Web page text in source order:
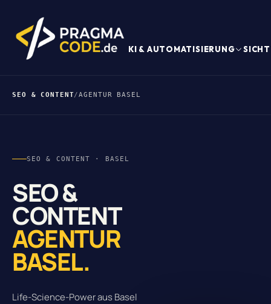
KI & AUTOMATISIERUNG
SEO & CONTENT/AGENTUR BASEL
SEO & CONTENT · BASEL
SEO &
CONTENT
AGENTUR
BASEL.
Life-Science-Power aus Basel